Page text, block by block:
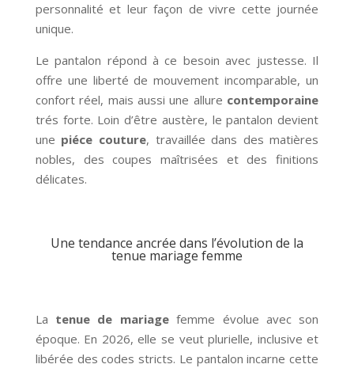
personnalité et leur façon de vivre cette journée
unique.
Le pantalon répond à ce besoin avec justesse. Il
offre une liberté de mouvement incomparable, un
confort réel, mais aussi une allure contemporaine
trés forte. Loin d’être austère, le pantalon devient
une piéce couture, travaillée dans des matières
nobles, des coupes maîtrisées et des finitions
délicates.
Une tendance ancrée dans l’évolution de la
tenue mariage femme
La tenue de mariagefemme évolue avec son
époque. En 2026, elle se veut plurielle, inclusive et
libérée des codes stricts. Le pantalon incarne cette